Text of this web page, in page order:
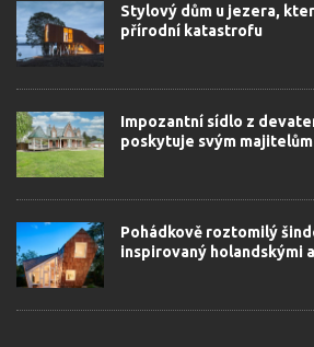
Stylový dům u jezera,
přírodní katastrofu
Impozantní sídlo z
poskytuje svým
Pohádkově roztomilý
inspirovaný holandskými